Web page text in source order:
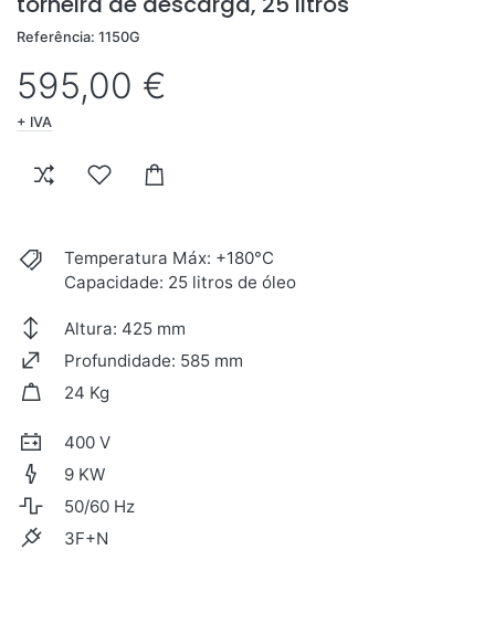
Referência: 1150G
595,00 €
+ IVA
Temperatura Máx: +180°C
Capacidade: 25 litros de óleo
Altura: 425 mm
Profundidade: 585 mm
24 Kg
400 V
9 KW
50/60 Hz
3F+N